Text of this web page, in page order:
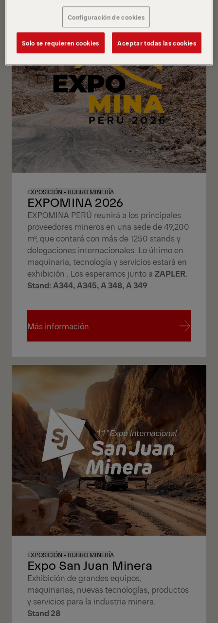
EXPOMINA 2026
EXPOSICIÓN - RUBRO MINERÍA
EXPOMINA PERÚ reunirá a los principales
proveedores mineros en una sede de 49,200
m², que contará con más de 1250 stands y
delegaciones internacionales. Lo último en
maquinaria, tecnología y servicios estará en
exhibición . Los esperamos junto a ZAPLER
Stand: A344, A345, A 348, A 349
Más información
Expo San Juan Minera
EXPOSICIÓN - RUBRO MINERÍA
Exhibición de grandes equipos,
maquinarias, nuevas tecnologías, productos
y servicios para la industria minera.
Stand 28
Configuración de cookies
Solo se requieren cookies Aceptar todas las cookies